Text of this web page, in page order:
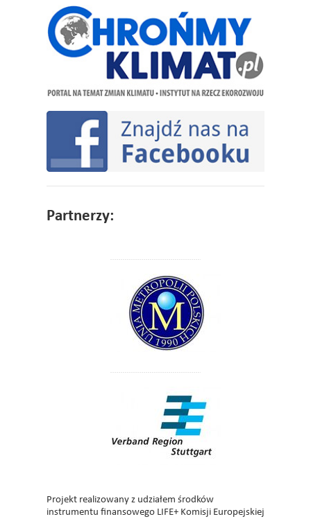
Partnerzy:
Projekt realizowany z udziałem środków
instrumentu finansowego LIFE+ Komisji Europejskiej